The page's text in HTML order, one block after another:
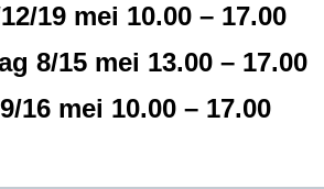
19 mei 10.00 – 17.00
8/15 mei 13.00 – 17.00
16 mei 10.00 – 17.00